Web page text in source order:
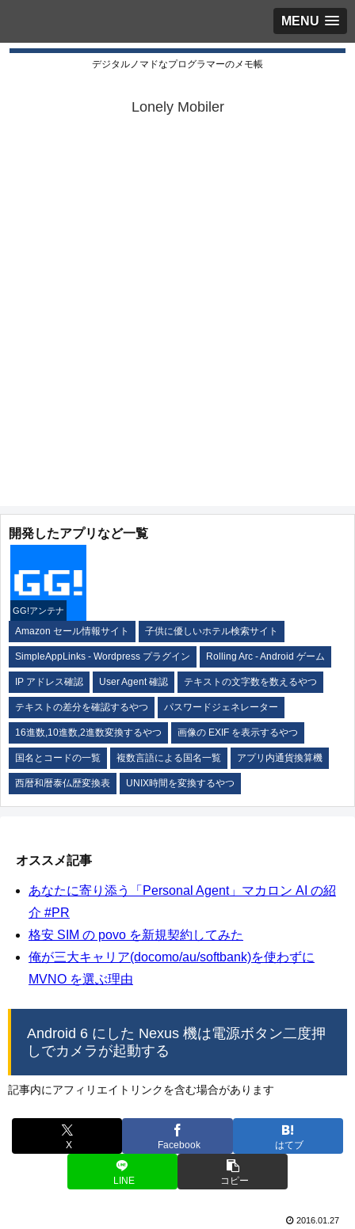
MENU
デジタルノマドなプログラマーのメモ帳
Lonely Mobiler
開発したアプリなど一覧
GG!アンテナ
Amazon セール情報サイト 子供に優しいホテル検索サイト
SimpleAppLinks - Wordpress プラグイン Rolling Arc - Android ゲーム
IP アドレス確認 User Agent 確認 テキストの文字数を数えるやつ
テキストの差分を確認するやつ パスワードジェネレーター
16進数,10進数,2進数変換するやつ 画像の EXIF を表示するやつ
国名とコードの一覧 複数言語による国名一覧 アプリ内通貨換算機
西暦和暦泰仏歴変換表 UNIX時間を変換するやつ
オススメ記事
あなたに寄り添う「Personal Agent」マカロン AI の紹
介 #PR
格安 SIM の povo を新規契約してみた
俺が三大キャリア(docomo/au/softbank)を使わずに
MVNO を選ぶ理由
Android 6 にした Nexus 機は電源ボタン二度押
しでカメラが起動する
記事内にアフィリエイトリンクを含む場合があります
X Facebook はてブ
LINE コピー
2016.01.27